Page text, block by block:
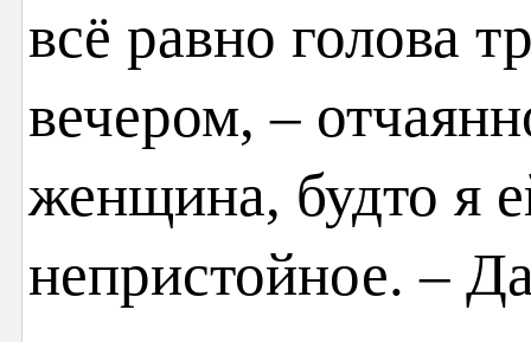
всё равно голова
вечером, –
женщина, будто я
непристойное. –